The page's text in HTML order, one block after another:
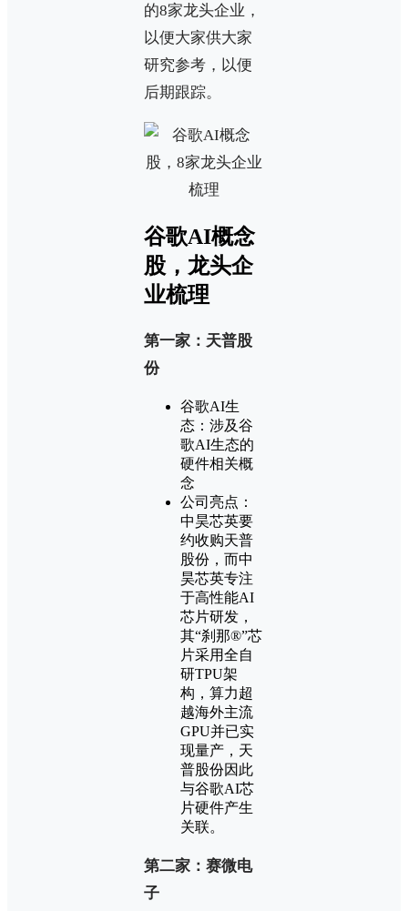
的8家龙头企业，
以便大家供大家
研究参考，以便
后期跟踪。
谷歌AI概念
股，龙头企
业梳理
第一家：天普股
份
谷歌AI生
态：涉及谷
歌AI生态的
硬件相关概
念
公司亮点：
中昊芯英要
约收购天普
股份，而中
昊芯英专注
于高性能AI
芯片研发，
其“刹那®”芯
片采用全自
研TPU架
构，算力超
越海外主流
GPU并已实
现量产，天
普股份因此
与谷歌AI芯
片硬件产生
关联。
第二家：赛微电
子